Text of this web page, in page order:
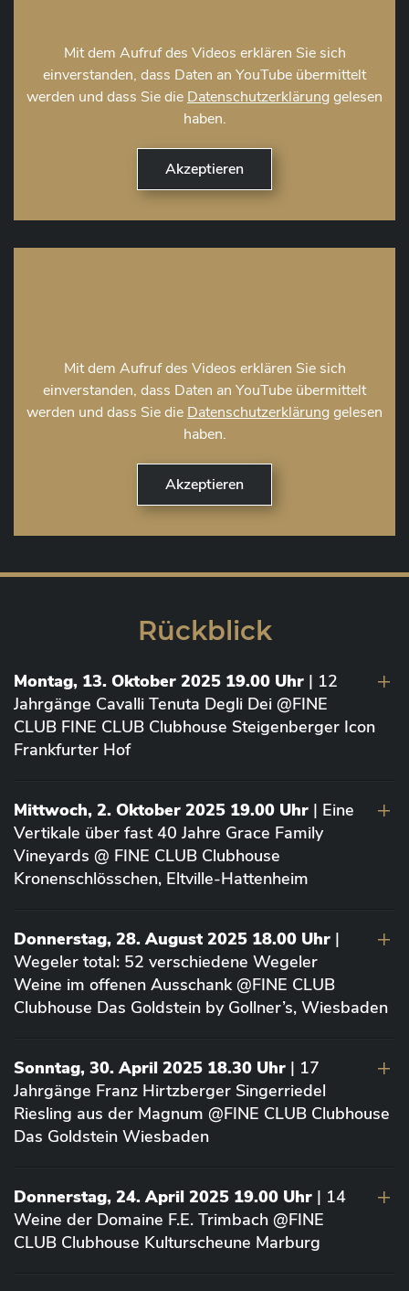
Mit dem Aufruf des Videos erklären Sie sich
einverstanden, dass Daten an YouTube übermittelt
werden und dass Sie die Datenschutzerklärunggelesen
haben.
Mit dem Aufruf des Videos erklären Sie sich
einverstanden, dass Daten an YouTube übermittelt
werden und dass Sie die Datenschutzerklärunggelesen
haben.
Rückblick
Montag, 13. Oktober 2025 19.00 Uhr | 12
Jahrgänge Cavalli Tenuta Degli Dei @FINE
CLUB FINE CLUB Clubhouse Steigenberger Icon
Frankfurter Hof
Mittwoch, 2. Oktober 2025 19.00 Uhr | Eine
Vertikale über fast 40 Jahre Grace Family
Vineyards @ FINE CLUB Clubhouse
Kronenschlösschen, Eltville-Hattenheim
Donnerstag, 28. August 2025 18.00 Uhr |
Wegeler total: 52 verschiedene Wegeler
Weine im offenen Ausschank @FINE CLUB
Clubhouse Das Goldstein by Gollner’s, Wiesbaden
Sonntag, 30. April 2025 18.30 Uhr | 17
Jahrgänge Franz Hirtzberger Singerriedel
Riesling aus der Magnum @FINE CLUB Clubhouse
Das Goldstein Wiesbaden
Donnerstag, 24. April 2025 19.00 Uhr | 14
Weine der Domaine F.E. Trimbach @FINE
CLUB Clubhouse Kulturscheune Marburg